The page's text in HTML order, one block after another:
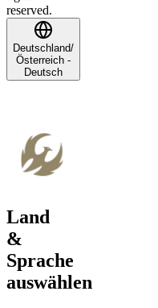
reserved.
Deutschland/
Österreich -
Deutsch
Land
&
Sprache
auswählen